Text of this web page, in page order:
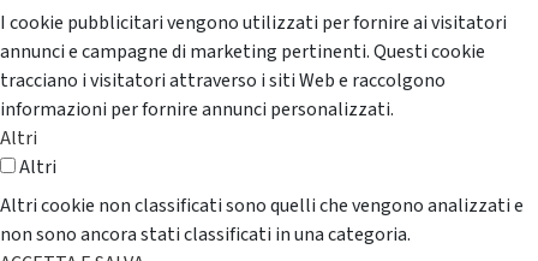
I cookie pubblicitari vengono utilizzati per fornire ai visitatori
annunci e campagne di marketing pertinenti. Questi cookie
tracciano i visitatori attraverso i siti Web e raccolgono
informazioni per fornire annunci personalizzati.
Altri
Altri
Altri cookie non classificati sono quelli che vengono analizzati e
non sono ancora stati classificati in una categoria.